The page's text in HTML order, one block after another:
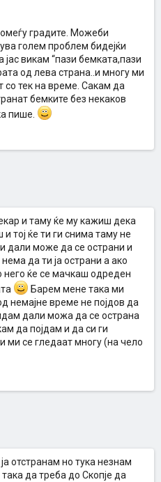
градите. Можеби
голем проблем бидејќи
јас викам “пази бемката,пази
од лева страна..и многу ми
со тек на време. Сакам да
бемките без некаков
пише.
и таму ќе му кажиш дека
тој ќе ти ги снима таму не
дали може да се острани и
да ти ја острани а ако
ќе се мачкаш одреден
Барем мене така ми
немајне време не појдов да
дали можа да се острана
да појдам и да си ги
ми се гледаат многу (на чело
отстранам но тука незнам
да треба до Скопје да